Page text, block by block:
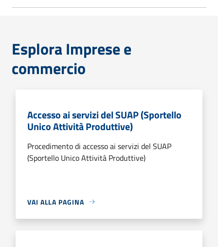
Esplora Imprese e
commercio
Accesso ai servizi del SUAP (Sportello
Unico Attività Produttive)
Procedimento di accesso ai servizi del SUAP
(Sportello Unico Attività Produttive)
VAI ALLA PAGINA